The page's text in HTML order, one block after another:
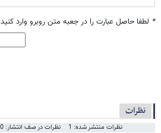
* لطفا حاصل عبارت را در جعبه متن روبرو وارد کنید
نظرات
نظرات منتشر شده: 1 نظرات در صف انتشار: 0